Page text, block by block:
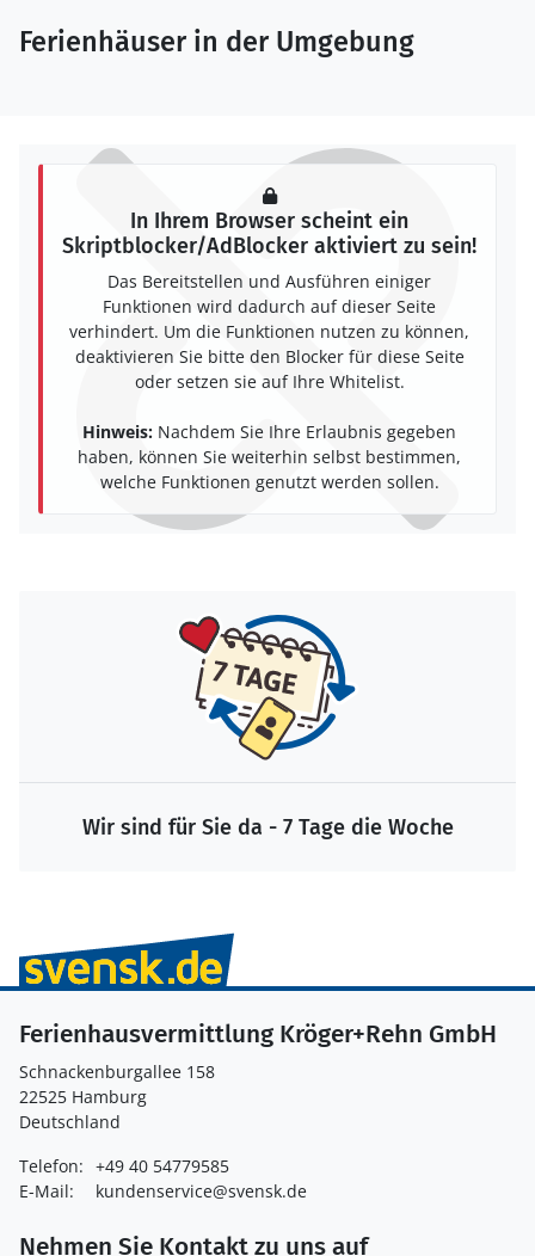
Ferienhäuser in der Umgebung
In Ihrem Browser scheint ein
Skriptblocker/AdBlocker aktiviert zu sein!
Das Bereitstellen und Ausführen einiger
Funktionen wird dadurch auf dieser Seite
verhindert. Um die Funktionen nutzen zu können,
deaktivieren Sie bitte den Blocker für diese Seite
oder setzen sie auf Ihre Whitelist.
Hinweis: Nachdem Sie Ihre Erlaubnis gegeben
haben, können Sie weiterhin selbst bestimmen,
welche Funktionen genutzt werden sollen.
Wir sind für Sie da - 7 Tage die Woche
Ferienhausvermittlung Kröger+Rehn GmbH
Schnackenburgallee 158
22525 Hamburg
Deutschland
Telefon: +49 40 54779585
E-Mail:
kundenservice@svensk.de
Nehmen Sie Kontakt zu uns auf